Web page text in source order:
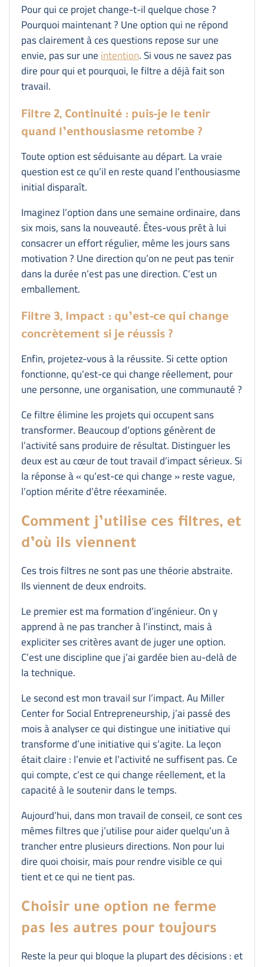
Pour qui ce projet change-t-il quelque chose ?
Pourquoi maintenant ? Une option qui ne répond
pas clairement à ces questions repose sur une
envie, pas sur uneintention. Si vous ne savez pas
dire pour qui et pourquoi, le filtre a déjà fait son
travail.
Filtre 2, Continuité : puis-je le tenir
quand l’enthousiasme retombe ?
Toute option est séduisante au départ. La vraie
question est ce qu’il en reste quand l’enthousiasme
initial disparaît.
Imaginez l’option dans une semaine ordinaire, dans
six mois, sans la nouveauté. Êtes-vous prêt à lui
consacrer un effort régulier, même les jours sans
motivation ? Une direction qu’on ne peut pas tenir
dans la durée n’est pas une direction. C’est un
emballement.
Filtre 3, Impact : qu’est-ce qui change
concrètement si je réussis ?
Enfin, projetez-vous à la réussite. Si cette option
fonctionne, qu’est-ce qui change réellement, pour
une personne, une organisation, une communauté ?
Ce filtre élimine les projets qui occupent sans
transformer. Beaucoup d’options génèrent de
l’activité sans produire de résultat. Distinguer les
deux est au cœur de tout travail d’impact sérieux. Si
la réponse à « qu’est-ce qui change » reste vague,
l’option mérite d’être réexaminée.
Comment j’utilise ces filtres, et
d’où ils viennent
Ces trois filtres ne sont pas une théorie abstraite.
Ils viennent de deux endroits.
Le premier est ma formation d’ingénieur. On y
apprend à ne pas trancher à l’instinct, mais à
expliciter ses critères avant de juger une option.
C’est une discipline que j’ai gardée bien au-delà de
la technique.
Le second est mon travail sur l’impact. Au Miller
Center for Social Entrepreneurship, j’ai passé des
mois à analyser ce qui distingue une initiative qui
transforme d’une initiative qui s’agite. La leçon
était claire : l’envie et l’activité ne suffisent pas. Ce
qui compte, c’est ce qui change réellement, et la
capacité à le soutenir dans le temps.
Aujourd’hui, dans mon travail de conseil, ce sont ces
mêmes filtres que j’utilise pour aider quelqu’un à
trancher entre plusieurs directions. Non pour lui
dire quoi choisir, mais pour rendre visible ce qui
tient et ce qui ne tient pas.
Choisir une option ne ferme
pas les autres pour toujours
Reste la peur qui bloque la plupart des décisions : et